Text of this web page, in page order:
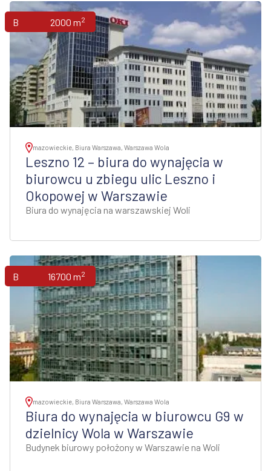
Biura 2000 m2
mazowieckie, Biura Warszawa, Warszawa Wola
Leszno 12 – biura do wynajęcia w
biurowcu u zbiegu ulic Leszno i
Okopowej w Warszawie
Biura do wynajęcia na warszawskiej Woli
Biura 16700 m2
mazowieckie, Biura Warszawa, Warszawa Wola
Biura do wynajęcia w biurowcu G9 w
dzielnicy Wola w Warszawie
Budynek biurowy położony w Warszawie na Woli